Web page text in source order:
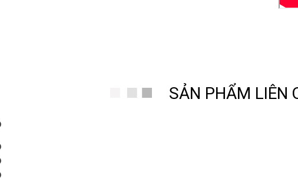
SẢN PHẨM LIÊN
Chuyên nhận sửa chữa, bảo dưỡng đồng hồ quả lắc cây điện tử, và cơ, các loại
Đồng Hồ Thanh Hùng – Chuyên cung cấp đồng hồ quả lắc cây cơ cổ Châu Âu
Đồng Hồ Thanh Hùng – Chuyên cung cấp đồng hồ quả lắc cây cơ cổ Châu Âu
Đồng Hồ Thanh Hùng – Chuyên cung cấp đồng hồ quả lắc cây cơ cổ Châu Âu